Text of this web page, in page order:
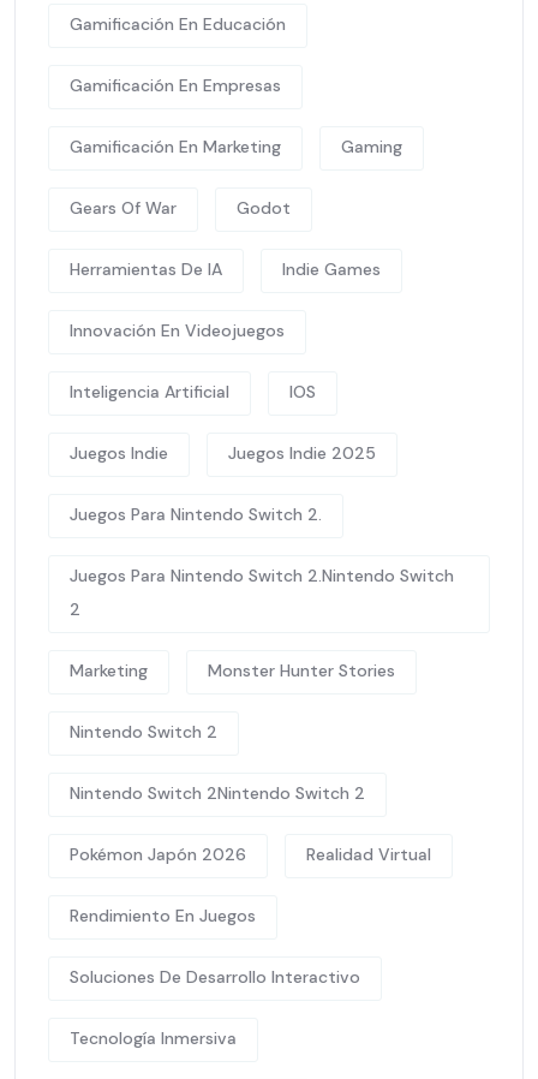
Gamificación En Educación
Gamificación En Empresas
Gamificación En Marketing Gaming
Gears Of War Godot
Herramientas De IA Indie Games
Innovación En Videojuegos
Inteligencia Artificial IOS
Juegos Indie Juegos Indie 2025
Juegos Para Nintendo Switch 2.
Juegos Para Nintendo Switch 2.Nintendo Switch
2
Marketing Monster Hunter Stories
Nintendo Switch 2
Nintendo Switch 2Nintendo Switch 2
Pokémon Japón 2026 Realidad Virtual
Rendimiento En Juegos
Soluciones De Desarrollo Interactivo
Tecnología Inmersiva